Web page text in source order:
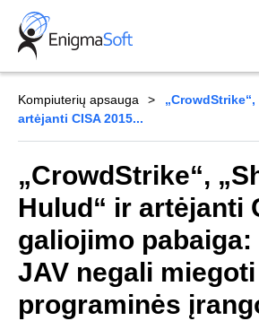
Skip
content
Kompiuterių apsauga
artėjanti CISA 2015...
„CrowdStrike“,
Hulud“ ir artėjanti
galiojimo pabaiga:
JAV negali
programinės